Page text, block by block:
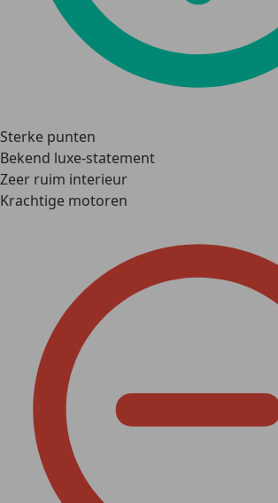
Sterke punten
Bekend luxe-statement
Zeer ruim interieur
Krachtige motoren